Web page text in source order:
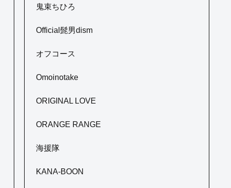
鬼束ちひろ
Official髭男dism
オフコース
Omoinotake
ORIGINAL LOVE
ORANGE RANGE
海援隊
KANA-BOON